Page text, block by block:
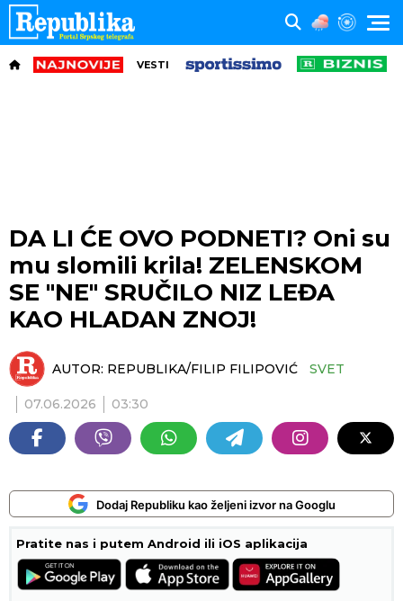
VESTI
DA LI ĆE OVO PODNETI? Oni su
mu slomili krila! ZELENSKOM
SE "NE" SRUČILO NIZ LEĐA
KAO HLADAN ZNOJ!
AUTOR: REPUBLIKA/FILIP FILIPOVIĆ SVET
07.06.2026 03:30
Dodaj Republiku kao željeni izvor na Googlu
Pratite nas i putem Android ili iOS aplikacija